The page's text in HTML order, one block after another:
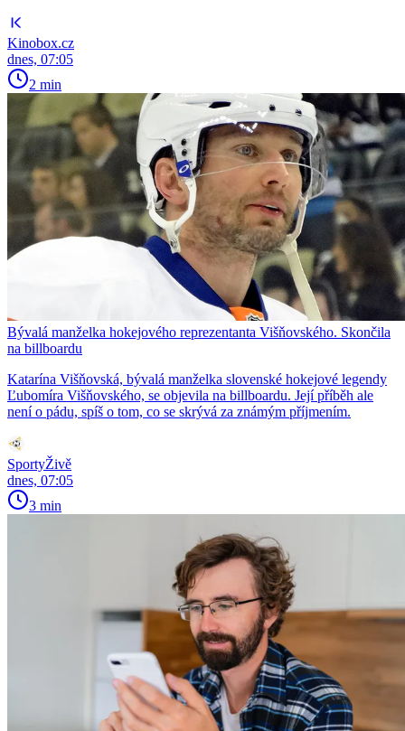
Kinobox.cz
dnes, 07:05
2 min
Bývalá manželka hokejového reprezentanta Višňovského. Skončila
na billboardu
Katarína Višňovská, bývalá manželka slovenské hokejové legendy
Ľubomíra Višňovského, se objevila na billboardu. Její příběh ale
není o pádu, spíš o tom, co se skrývá za známým příjmením.
SportyŽivě
dnes, 07:05
3 min